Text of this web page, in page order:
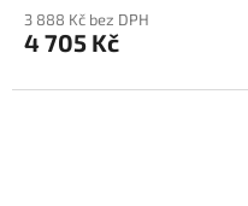
3 888 Kč bez DPH
4 705 Kč